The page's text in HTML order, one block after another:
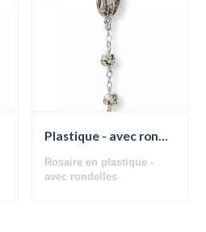
Plastique - avec rondelles
Rosaire en plastique -
avec rondelles